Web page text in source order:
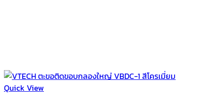
Quick View